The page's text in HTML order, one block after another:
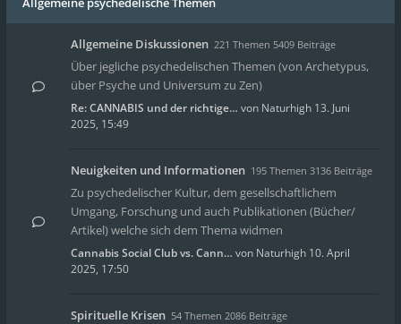
Allgemeine Diskussionen 221 Themen 5409 Beiträge
Über jegliche psychedelischen Themen (von Archetypus,
über Psyche und Universum zu Zen)
Re: CANNABIS und der richtige… von Naturhigh 13. Juni
2025, 15:49
Neuigkeiten und Informationen 195 Themen 3136 Beiträge
Zu psychedelischer Kultur, dem gesellschaftlichem
Umgang, Forschung und auch Publikationen (Bücher/
Artikel) welche sich dem Thema widmen
Cannabis Social Club vs. Cann… von Naturhigh 10. April
2025, 17:50
Spirituelle Krisen 54 Themen 2086 Beiträge